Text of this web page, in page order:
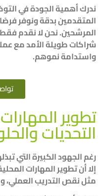
ندرك أهمية الجودة في
المتقدمين بدقة ونوفر
المرشحين. نحن لا نقدم
شراكات طويلة الأمد مع
واستدامة نموهم.
تطوير
التحديات
رغم الجهود الكبيرة التي
إلا أن تطوير المهارات
مثل نقص التدريب العملي،